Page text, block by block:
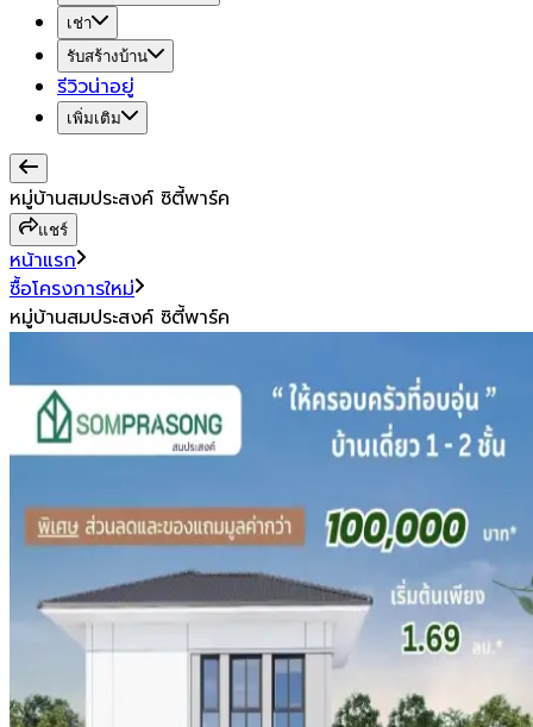
เช่า
รับสร้างบ้าน
รีวิวน่าอยู่
เพิ่มเติม
หมู่บ้านสมประสงค์ ซิตี้พาร์ค
แชร์
หน้าแรก
ซื้อโครงการใหม่
หมู่บ้านสมประสงค์ ซิตี้พาร์ค